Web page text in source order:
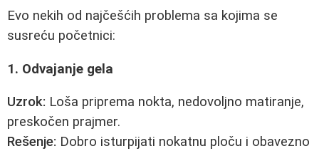
Evo nekih od najčešćih problema sa kojima se
susreću početnici:
1. Odvajanje gela
Uzrok: Loša priprema nokta, nedovoljno matiranje,
preskočen prajmer.
Rešenje: Dobro isturpijati nokatnu ploču i obavezno